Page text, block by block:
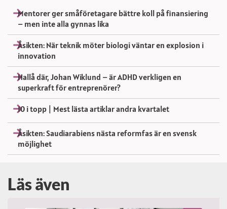
Mentorer ger småföretagare bättre koll på finansiering
– men inte alla gynnas lika
Åsikten: När teknik möter biologi väntar en explosion i
innovation
Hallå där, Johan Wiklund – är ADHD verkligen en
superkraft för entreprenörer?
10 i topp | Mest lästa artiklar andra kvartalet
Åsikten: Saudiarabiens nästa reformfas är en svensk
möjlighet
Läs även